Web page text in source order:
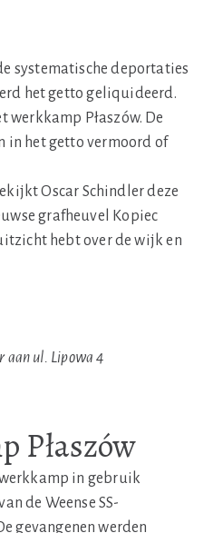
systematische deportaties
het getto geliquideerd.
werkkamp Płaszów. De
in het getto vermoord of
Oscar Schindler deze
grafheuvel Kopiec
hebt over de wijk en
aan ul. Lipowa 4
Płaszów
werkkamp in gebruik
de Weense SS-
gevangenen werden